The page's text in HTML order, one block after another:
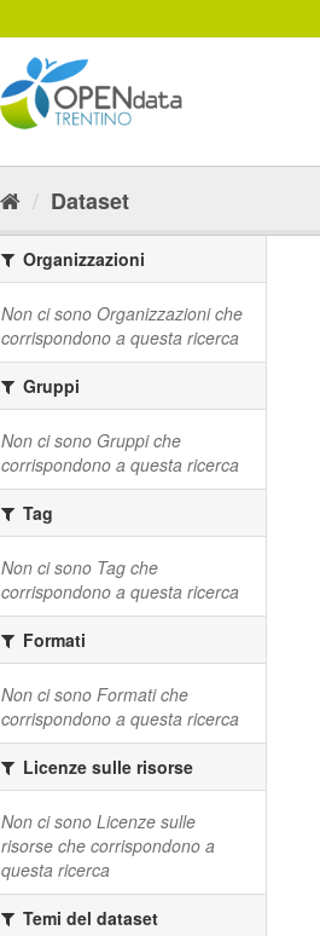
Dataset
Organizzazioni
Non ci sono Organizzazioni che
corrispondono a questa ricerca
Gruppi
Non ci sono Gruppi che
corrispondono a questa ricerca
Tag
Non ci sono Tag che
corrispondono a questa ricerca
Formati
Non ci sono Formati che
corrispondono a questa ricerca
Licenze sulle risorse
Non ci sono Licenze sulle
risorse che corrispondono a
questa ricerca
Temi del dataset